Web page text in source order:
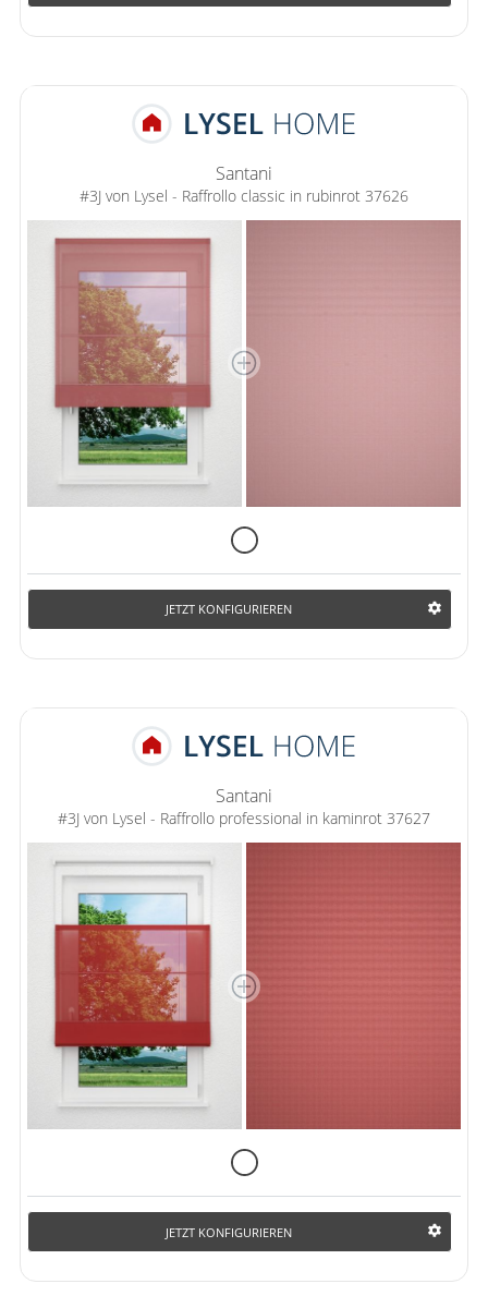
Santani
#3J von Lysel - Raffrollo classic in rubinrot 37626
JETZT KONFIGURIEREN
Santani
#3J von Lysel - Raffrollo professional in kaminrot 37627
JETZT KONFIGURIEREN